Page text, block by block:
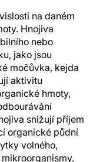
na daném
Hnojiva
nebo
jako jsou
močůvka, kejda
aktivitu
hmoty,
snižují příjem
organické půdní
volného,